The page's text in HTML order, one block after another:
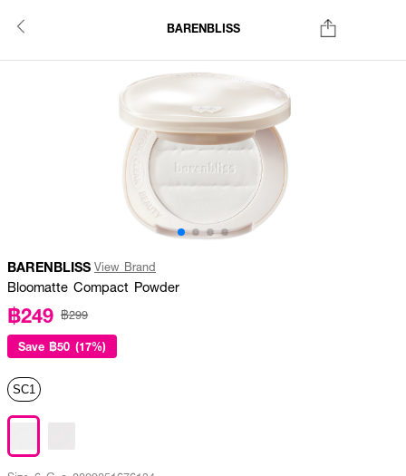
BARENBLISS
BARENBLISS View Brand
Bloomatte Compact Powder
฿249 ฿299
Save ฿50 (17%)
SC1